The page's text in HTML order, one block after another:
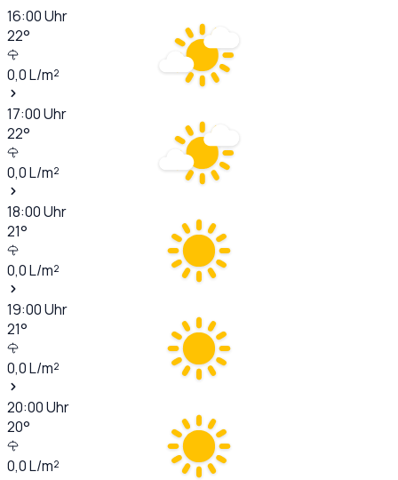
16:00Uhr
22°
0,0L/m²
17:00Uhr
22°
0,0L/m²
18:00Uhr
21°
0,0L/m²
19:00Uhr
21°
0,0L/m²
20:00Uhr
20°
0,0L/m²